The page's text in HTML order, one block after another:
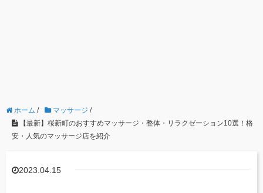
ホーム / マッサージ /
【最新】桜新町のおすすめマッサージ・整体・リラクゼーション10選！格
安・人気のマッサージ店を紹介
2023.04.15